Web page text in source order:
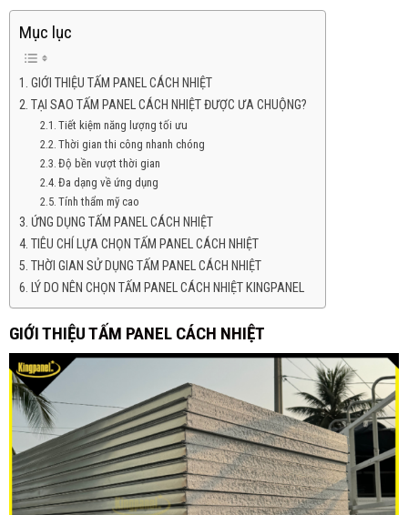
Mục lục
GIỚI THIỆU TẤM PANEL CÁCH NHIỆT
TẠI SAO TẤM PANEL CÁCH NHIỆT ĐƯỢC ƯA CHUỘNG?
Tiết kiệm năng lượng tối ưu
Thời gian thi công nhanh chóng
Độ bền vượt thời gian
Đa dạng về ứng dụng
Tính thẩm mỹ cao
ỨNG DỤNG TẤM PANEL CÁCH NHIỆT
TIÊU CHÍ LỰA CHỌN TẤM PANEL CÁCH NHIỆT
THỜI GIAN SỬ DỤNG TẤM PANEL CÁCH NHIỆT
LÝ DO NÊN CHỌN TẤM PANEL CÁCH NHIỆT KINGPANEL
GIỚI THIỆUTẤM PANEL CÁCH NHIỆT